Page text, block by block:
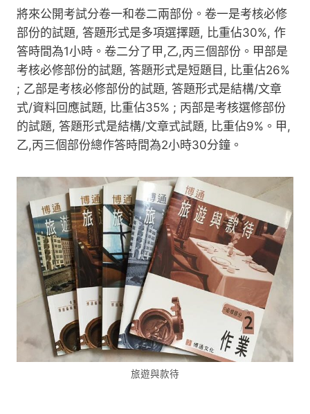
將來公開考試分卷一和卷二兩部份。卷一是考核必修
部份的試題, 答題形式是多項選擇題, 比重佔30%, 作
答時間為1小時。卷二分了甲,乙,丙三個部份。甲部是
考核必修部份的試題, 答題形式是短題目, 比重佔26%
; 乙部是考核必修部份的試題, 答題形式是結構/文章
式/資料回應試題, 比重佔35% ; 丙部是考核選修部份
的試題, 答題形式是結構/文章式試題, 比重佔9%。甲,
乙,丙三個部份總作答時間為2小時30分鐘。
旅遊與款待